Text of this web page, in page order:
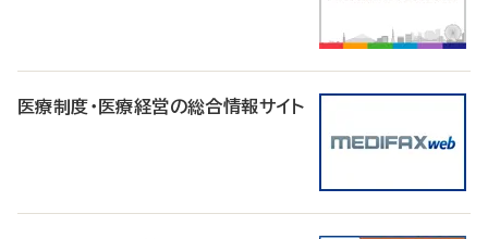
医療制度・医療経営の総合情報サイト